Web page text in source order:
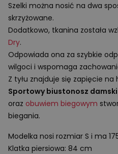
Szelki można nosić na dwa
skrzyżowane.
Dodatkowo, tkanina została
Dry.
Odpowiada ona za szybkie
wilgoci i wspomaga
Z tyłu znajduje się zapięcie na
Sportowy biustonosz damski
oraz obuwiem biegowym
biegania.
Modelka nosi rozmiar S i ma
Klatka piersiowa: 84 cm